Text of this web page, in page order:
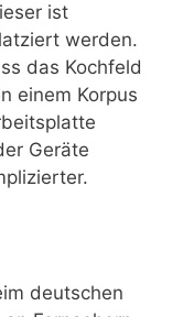
ist
werden.
das Kochfeld
einem Korpus
Geräte
deutschen